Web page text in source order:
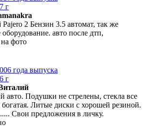
г
2 Бензин 3.5 автомат, так же
оборудование. авто после дтп,
фото
г
авто. Подушки не стрелены, стекла все
Литые диски с хорошей резиной.
Свои предложения в личку.